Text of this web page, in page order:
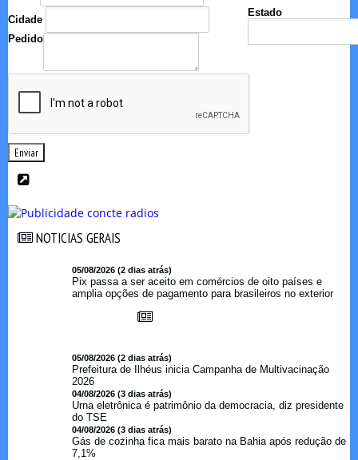
Cidade
Estado
Pedido
Enviar
NOTICIAS GERAIS
05/08/2026 (2 dias atrás)
Pix passa a ser aceito em comércios de oito países e
amplia opções de pagamento para brasileiros no exterior
05/08/2026 (2 dias atrás)
Prefeitura de Ilhéus inicia Campanha de Multivacinação
2026
04/08/2026 (3 dias atrás)
Urna eletrônica é patrimônio da democracia, diz presidente
do TSE
04/08/2026 (3 dias atrás)
Gás de cozinha fica mais barato na Bahia após redução de
7,1%